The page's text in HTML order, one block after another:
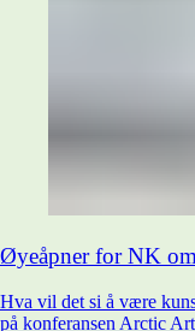
Øyeåpner for NK
Hva vil det si å være
på konferansen Arctic